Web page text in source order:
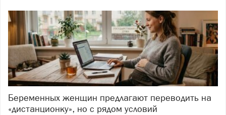
Беременных женщин предлагают переводить на
«дистанционку», но с рядом условий